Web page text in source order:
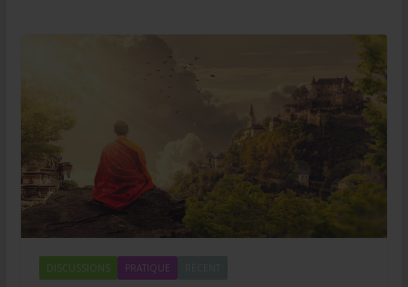
DISCUSSIONS PRATIQUE